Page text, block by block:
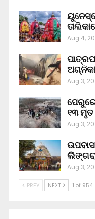
Aug 4,
Aug 3,
୧୩ ମୃତ
Aug 3,
Aug 3,
PREV NEXT 1 of 954